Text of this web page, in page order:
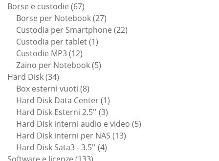
Borse e custodie 6767
prodotti
Borse per Notebook 2727
prodotti
Custodia per Smartphone 2222
Custodia per tablet 11
Custodie MP3 1212
prodotti
Zaino per Notebook 55
Hard Disk 3434
prodotti
Box esterni vuoti 88
prodotti
Hard Disk Data Center 11
prodotto
Hard Disk Esterni 2.5'' 33
prodotti
Hard Disk interni audio e video 55
Hard Disk interni per NAS 1313
Hard Disk Sata3 - 3.5'' 44
133